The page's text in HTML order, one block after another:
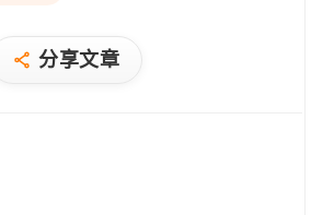
分享文章